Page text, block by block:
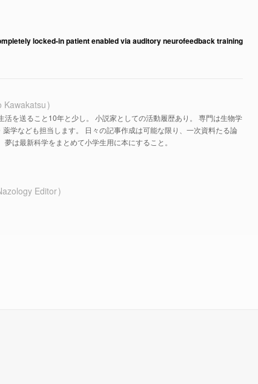
locked-in patient enabled via auditory neurofeedback training
Kawakatsu
活を送ること10年と少し。 小説家としての活動履歴あり。 専門は生物学
学なども担当します。 日々の記事作成は可能な限り、一次資料たる論
は最新科学をまとめて小学生用に本にすること。
Editor